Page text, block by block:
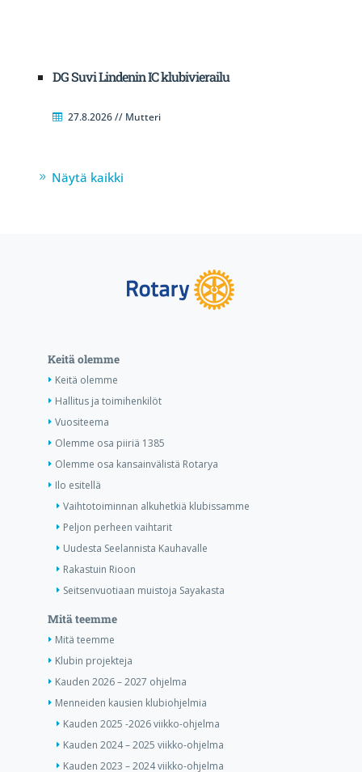
DG Suvi Lindenin IC klubivierailu
27.8.2026 // Mutteri
Näytä kaikki
Keitä olemme
Keitä olemme
Hallitus ja toimihenkilöt
Vuositeema
Olemme osa piiriä 1385
Olemme osa kansainvälistä Rotarya
Ilo esitellä
Vaihtotoiminnan alkuhetkiä klubissamme
Peljon perheen vaihtarit
Uudesta Seelannista Kauhavalle
Rakastuin Rioon
Seitsenvuotiaan muistoja Sayakasta
Mitä teemme
Mitä teemme
Klubin projekteja
Kauden 2026 – 2027 ohjelma
Menneiden kausien klubiohjelmia
Kauden 2025 -2026 viikko-ohjelma
Kauden 2024 – 2025 viikko-ohjelma
Kauden 2023 – 2024 viikko-ohjelma